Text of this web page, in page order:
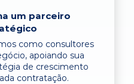
um parceiro
como consultores
apoiando sua
de crescimento
contratação.